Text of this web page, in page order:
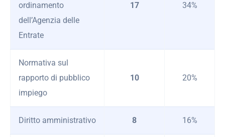
ordinamento
dell’Agenzia delle
Entrate
17 34%
Normativa sul
rapporto di pubblico
impiego
10 20%
Diritto amministrativo 8 16%